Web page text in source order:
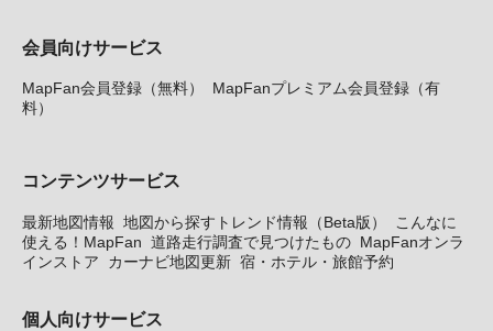
会員向けサービス
MapFan会員登録（無料）
MapFanプレミアム会員登録（有
料）
コンテンツサービス
最新地図情報 地図から探すトレンド情報（Beta版）
こんなに
使える！MapFan 道路走行調査で見つけたもの MapFanオンラ
インストア
カーナビ地図更新 宿・ホテル・旅館予約
個人向けサービス